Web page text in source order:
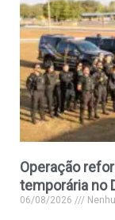
Operação
temporária no
06/08/2026